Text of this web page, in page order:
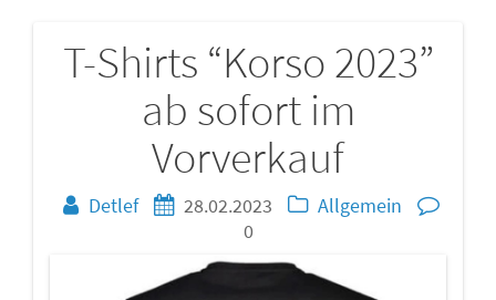
T-Shirts “Korso 2023”
ab sofort im
Vorverkauf
Detlef 28.02.2023
Allgemein
0
Beitragsnavigation